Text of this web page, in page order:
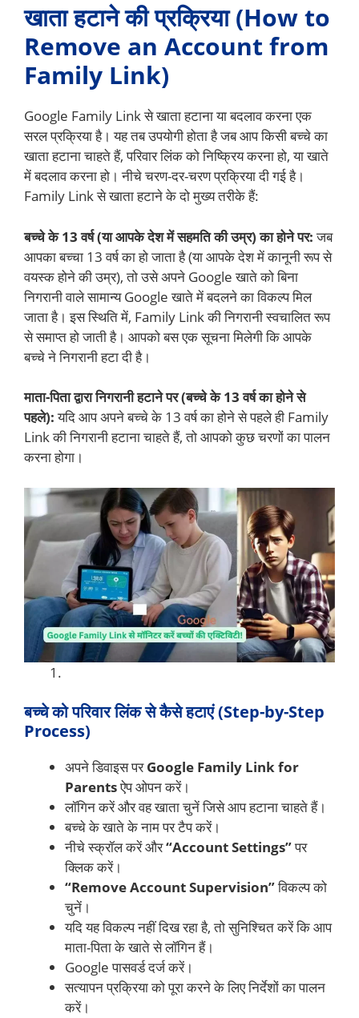
खाता हटाने की प्रक्रिया (How to
Remove an Account from
Family Link)
Google Family Link से खाता हटाना या बदलाव करना एक
सरल प्रक्रिया है। यह तब उपयोगी होता है जब आप किसी बच्चे का
खाता हटाना चाहते हैं, परिवार लिंक को निष्क्रिय करना हो, या खाते
में बदलाव करना हो। नीचे चरण-दर-चरण प्रक्रिया दी गई है।
Family Link से खाता हटाने के दो मुख्य तरीके हैं:
बच्चे के 13 वर्ष (या आपके देश में सहमति की उम्र) का होने पर:जब
आपका बच्चा 13 वर्ष का हो जाता है (या आपके देश में कानूनी रूप से
वयस्क होने की उम्र), तो उसे अपने Google खाते को बिना
निगरानी वाले सामान्य Google खाते में बदलने का विकल्प मिल
जाता है। इस स्थिति में, Family Link की निगरानी स्वचालित रूप
से समाप्त हो जाती है। आपको बस एक सूचना मिलेगी कि आपके
बच्चे ने निगरानी हटा दी है।
माता-पिता द्वारा निगरानी हटाने पर (बच्चे के 13 वर्ष का होने से
पहले):यदि आप अपने बच्चे के 13 वर्ष का होने से पहले ही Family
Link की निगरानी हटाना चाहते हैं, तो आपको कुछ चरणों का पालन
करना होगा।
बच्चे को परिवार लिंक से कैसे हटाएं (Step-by-Step
Process)
अपने डिवाइस परGoogle Family Link for
Parentsऐप ओपन करें।
लॉगिन करें और वह खाता चुनें जिसे आप हटाना चाहते हैं।
बच्चे के खाते के नाम पर टैप करें।
नीचे स्क्रॉल करें और“Account Settings”पर
क्लिक करें।
“Remove Account Supervision”विकल्प को
चुनें।
यदि यह विकल्प नहीं दिख रहा है, तो सुनिश्चित करें कि आप
माता-पिता के खाते से लॉगिन हैं।
Google पासवर्ड दर्ज करें।
सत्यापन प्रक्रिया को पूरा करने के लिए निर्देशों का पालन
करें।